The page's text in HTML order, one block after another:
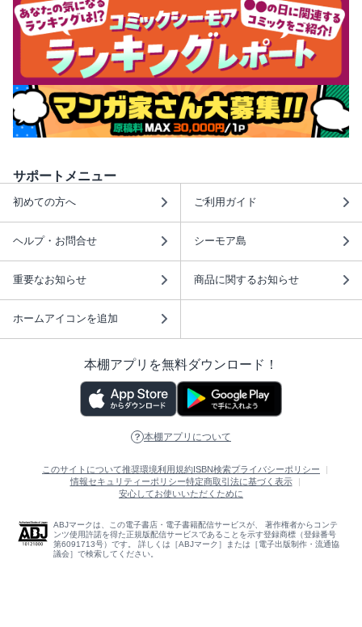
サポートメニュー
初めての方へ ご利用ガイド
ヘルプ・お問合せ シーモア島
重要なお知らせ 商品に関するお知らせ
ホームアイコンを追加
本棚アプリを無料ダウンロード！
本棚アプリについて
このサイトについて推奨環境利用規約ISBN検索プライバシーポリシー
情報セキュリティーポリシー特定商取引法に基づく表示
安心してお使いいただくために
ABJマークは、この電子書店・電子書籍配信サービスが、 著作権者からコンテ
ンツ使用許諾を得た正規版配信サービスであることを示す登録商標（登録番号
第6091713号）です。 詳しくは［ABJマーク］または［電子出版制作・流通協
議会］で検索してください。